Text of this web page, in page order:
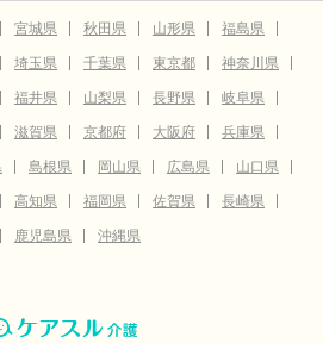
宮城県 秋田県 山形県
福島県
埼玉県 千葉県 東京都
神奈川県
福井県 山梨県 長野県
岐阜県
滋賀県 京都府 大阪府
兵庫県
島根県 岡山県 広島県
山口県
高知県 福岡県 佐賀県
長崎県
鹿児島県 沖縄県